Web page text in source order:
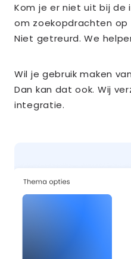
Kom je er niet uit bij
om zoekopdrachten op
Niet getreurd. We
Wil je gebruik maken
Dan kan dat ook. Wij
integratie.